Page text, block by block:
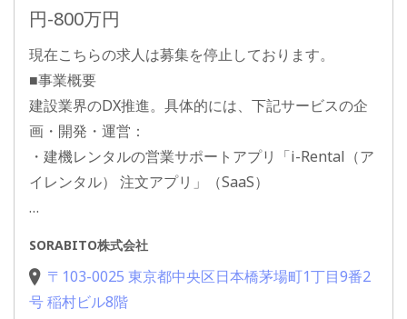
円-800万円
現在こちらの求人は募集を停止しております。
■事業概要
建設業界のDX推進。具体的には、下記サービスの企
画・開発・運営：
・建機レンタルの営業サポートアプリ「i-Rental（ア
イレンタル） 注文アプリ」（SaaS）
…
SORABITO株式会社
〒103-0025 東京都中央区日本橋茅場町1丁目9番2
号 稲村ビル8階